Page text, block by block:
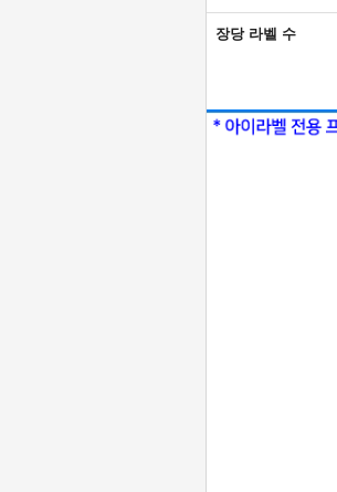
장당 라벨 수